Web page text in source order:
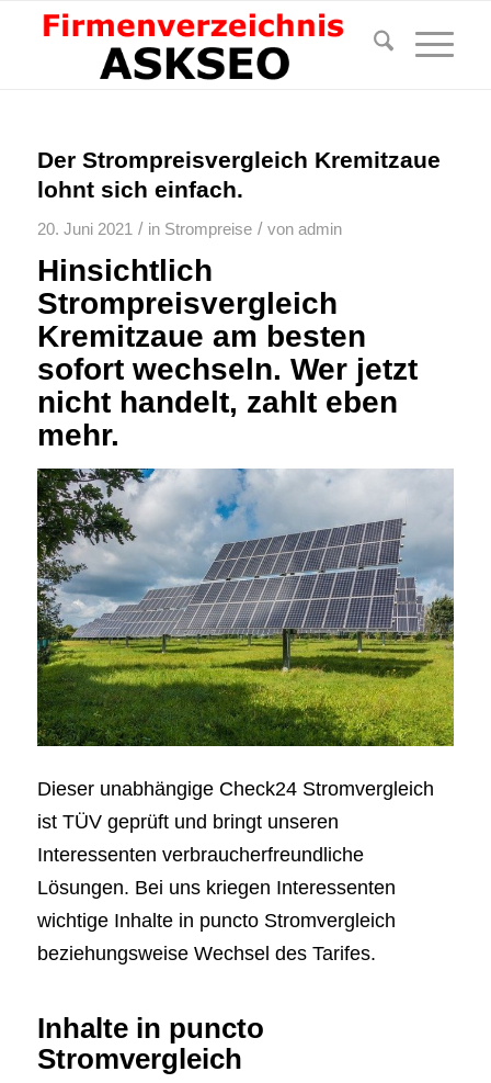
Der Strompreisvergleich Kremitzaue
lohnt sich einfach.
20. Juni 2021 / in Strompreise / von admin
Hinsichtlich
Strompreisvergleich
Kremitzaue am besten
sofort wechseln. Wer jetzt
nicht handelt, zahlt eben
mehr.
Dieser unabhängige Check24 Stromvergleich
ist TÜV geprüft und bringt unseren
Interessenten verbraucherfreundliche
Lösungen. Bei uns kriegen Interessenten
wichtige Inhalte in puncto Stromvergleich
beziehungsweise Wechsel des Tarifes.
Inhalte in puncto
Stromvergleich